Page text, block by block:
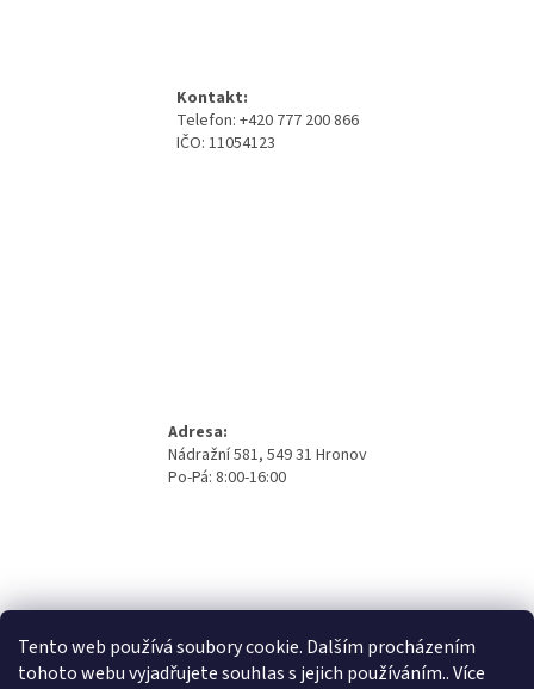
Tento web používá soubory cookie. Dalším procházením
tohoto webu vyjadřujete souhlas s jejich používáním.. Více
Kontakt:
Telefon: +420 777 200 866
IČO: 11054123
Adresa:
Nádražní 581, 549 31 Hronov
Po-Pá: 8:00-16:00